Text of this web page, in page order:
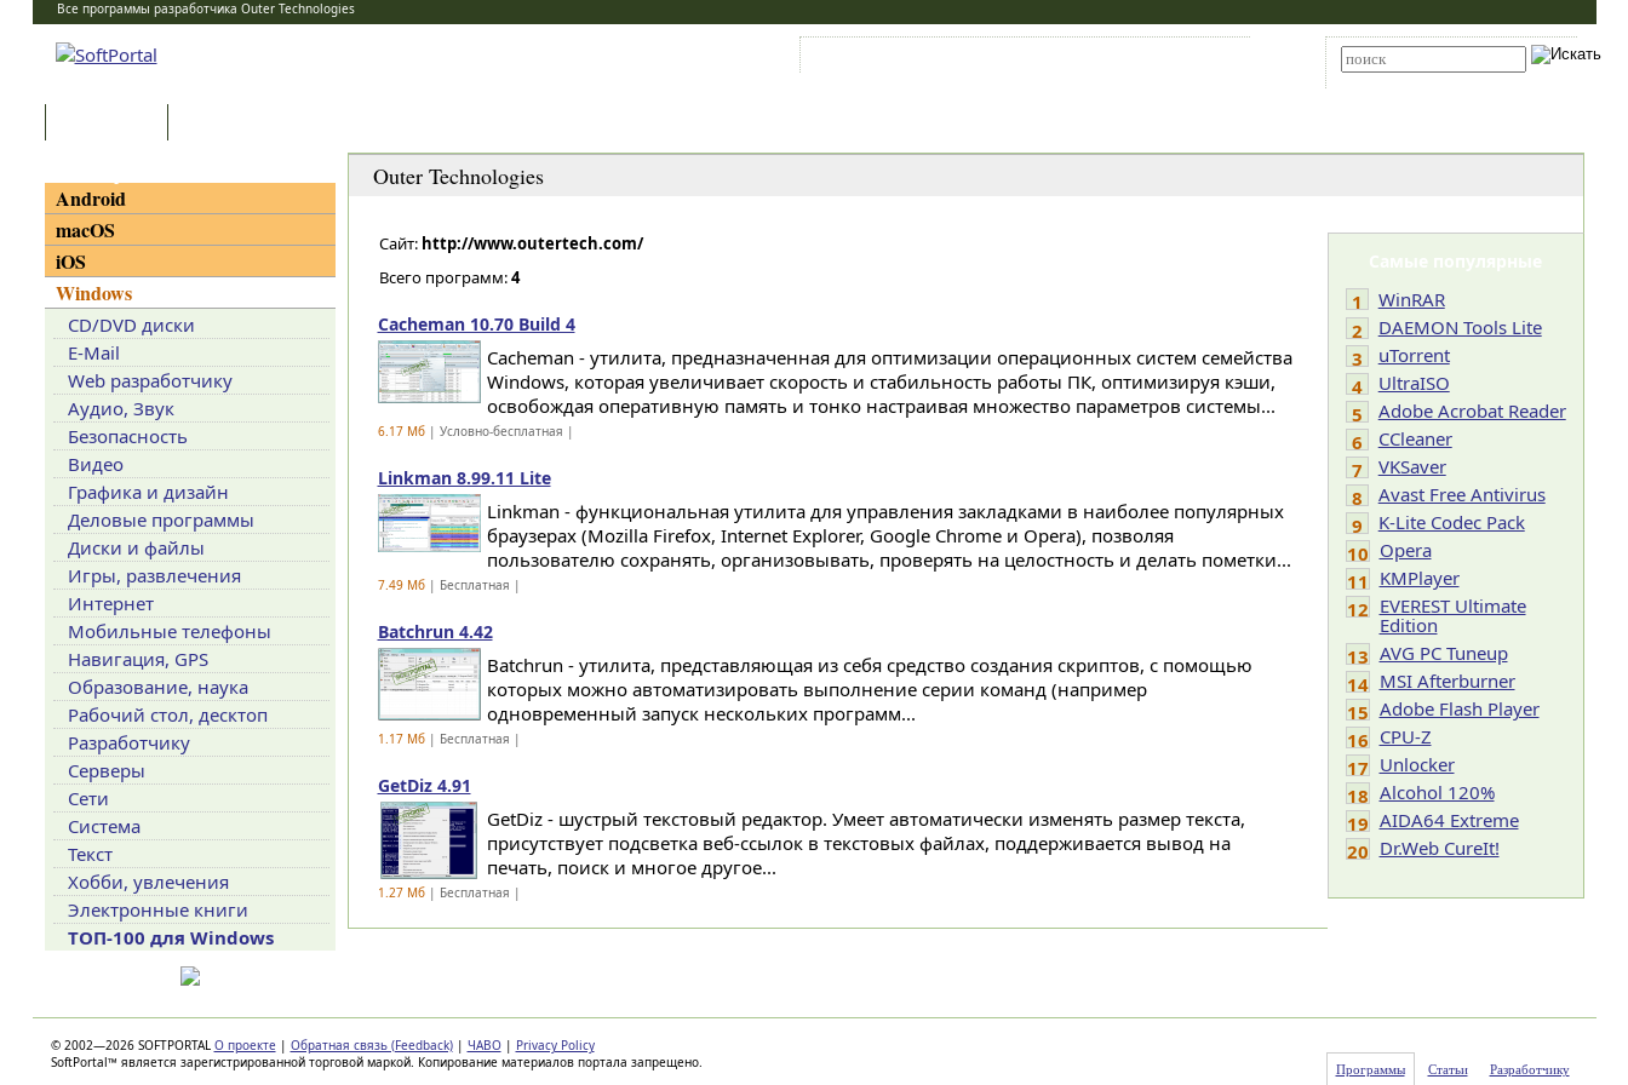
Все программы разработчика Outer Technologies
Outer Technologies
Сайт: http://www.outertech.com/
Всего программ:4
Cacheman 10.70 Build 4
Cacheman - утилита, предназначенная для оптимизации операционных систем семейства
Windows, которая увеличивает скорость и стабильность работы ПК, оптимизируя кэши,
освобождая оперативную память и тонко настраивая множество параметров системы...
6.17 Мб| Условно-бесплатная |
Linkman 8.99.11 Lite
Linkman - функциональная утилита для управления закладками в наиболее популярных
браузерах (Mozilla Firefox, Internet Explorer, Google Chrome и Opera), позволяя
пользователю сохранять, организовывать, проверять на целостность и делать пометки...
7.49 Мб| Бесплатная |
Batchrun 4.42
Batchrun - утилита, представляющая из себя средство создания скриптов, с помощью
которых можно автоматизировать выполнение серии команд (например
одновременный запуск нескольких программ...
1.17 Мб| Бесплатная |
GetDiz 4.91
GetDiz - шустрый текстовый редактор. Умеет автоматически изменять размер текста,
присутствует подсветка веб-ссылок в текстовых файлах, поддерживается вывод на
печать, поиск и многое другое...
1.27 Мб| Бесплатная |
Самые популярные
1
WinRAR
2
DAEMON Tools Lite
3
uTorrent
4
UltraISO
5
Adobe Acrobat Reader
6
CCleaner
7
VKSaver
8
Avast Free Antivirus
9
K-Lite Codec Pack
10 Opera
11 KMPlayer
12 EVEREST Ultimate
Edition
13 AVG PC Tuneup
14 MSI Afterburner
15 Adobe Flash Player
16 CPU-Z
17 Unlocker
18 Alcohol 120%
19 AIDA64 Extreme
20 Dr.Web CureIt!
Android
macOS
iOS
Windows
CD/DVD диски
E-Mail
Web разработчику
Аудио, Звук
Безопасность
Видео
Графика и дизайн
Деловые программы
Диски и файлы
Игры, развлечения
Интернет
Мобильные телефоны
Навигация, GPS
Образование, наука
Рабочий стол, десктоп
Разработчику
Серверы
Сети
Система
Текст
Хобби, увлечения
Электронные книги
ТОП-100 для Windows
© 2002—2026 SOFTPORTAL О проекте | Обратная связь (Feedback) | ЧАВО | Privacy Policy
SoftPortal™ является зарегистрированной торговой маркой. Копирование материалов портала запрещено.
Программы Статьи Разработчику